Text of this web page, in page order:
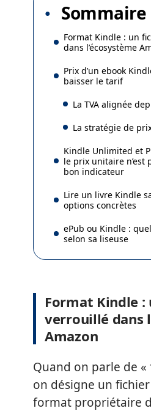
Sommaire
Format Kindle : un
dans l’écosystème
Prix d’un ebook
baisser le tarif
La TVA alignée
La stratégie de
Kindle Unlimited et
le prix unitaire n’est
bon indicateur
Lire un livre Kindle
options concrètes
ePub ou Kindle :
selon sa liseuse
Format Kindle
verrouillé dans
Amazon
Quand on parle de
on désigne un
format propriétaire